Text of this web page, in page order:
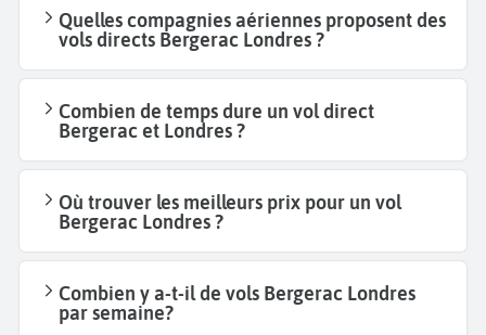
Quelles compagnies aériennes proposent des
vols directs Bergerac Londres ?
Combien de temps dure un vol direct
Bergerac et Londres ?
Où trouver les meilleurs prix pour un vol
Bergerac Londres ?
Combien y a-t-il de vols Bergerac Londres
par semaine?